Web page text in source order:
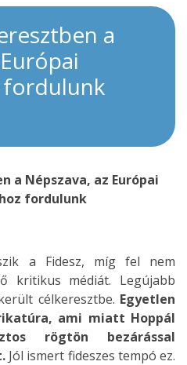
a
fordulunk
a Népszava, az Európai
fordulunk
a Fidesz, míg fel nem
kritikus médiát. Legújabb
célkeresztbe. Egyetlen
ami miatt Hoppál
rögtön bezárással
Jól ismert fideszes tempó ez.